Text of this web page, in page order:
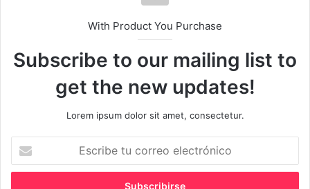
With Product You Purchase
Subscribe to our mailing list to
get the new updates!
Lorem ipsum dolor sit amet, consectetur.
correo